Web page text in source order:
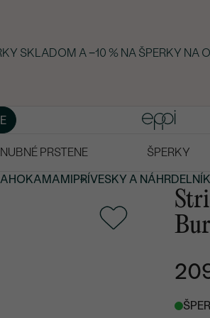
SKLADOM A −10 % NA ŠPERKY
PRSTENE ŠPERKY
PRÍVESKY A